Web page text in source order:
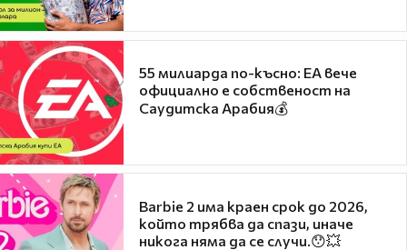
55 милиарда по-късно: EA вече
официално е собственост на
Саудитска Арабия💰
Barbie 2 има краен срок до 2026,
който трябва да спази, иначе
никога няма да се случи.😯💥